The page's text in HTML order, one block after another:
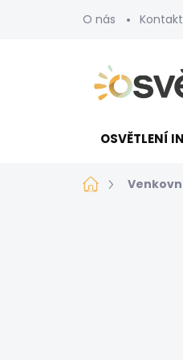
O nás
OSVĚTLENÍ
Domů